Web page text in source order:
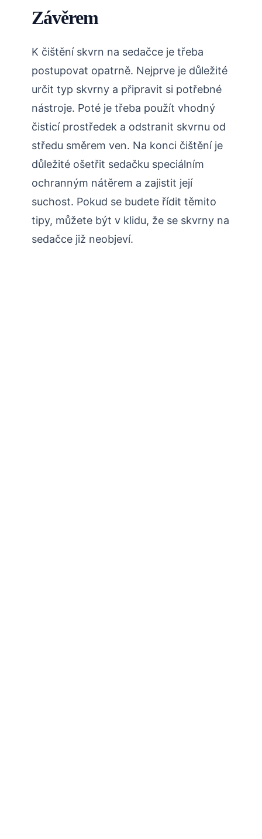
Závěrem
K čištění skvrn na sedačce je třeba
postupovat opatrně. Nejprve je důležité
určit typ skvrny a připravit si potřebné
nástroje. Poté je třeba použít vhodný
čisticí prostředek a odstranit skvrnu od
středu směrem ven. Na konci čištění je
důležité ošetřit sedačku speciálním
ochranným nátěrem a zajistit její
suchost. Pokud se budete řídit těmito
tipy, můžete být v klidu, že se skvrny na
sedačce již neobjeví.